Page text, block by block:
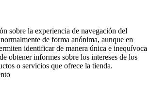
sobre la experiencia de navegación del
de forma anónima, aunque en
identificar de manera única e inequívoca
obtener informes sobre los intereses de los
o servicios que ofrece la tienda.